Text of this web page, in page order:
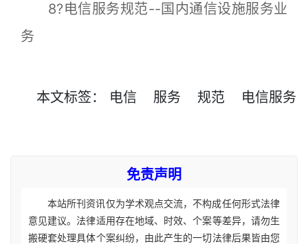
8?电信服务规范--国内通信设施服务业
务
本文标签： 电信 服务 规范 电信服务
免责声明
本站所刊资讯仅为学术观点交流，不构成任何形式法律
意见建议。法律适用存在地域、时效、个案等差异，请勿生
搬硬套处理具体个案纠纷，由此产生的一切法律后果皆由您